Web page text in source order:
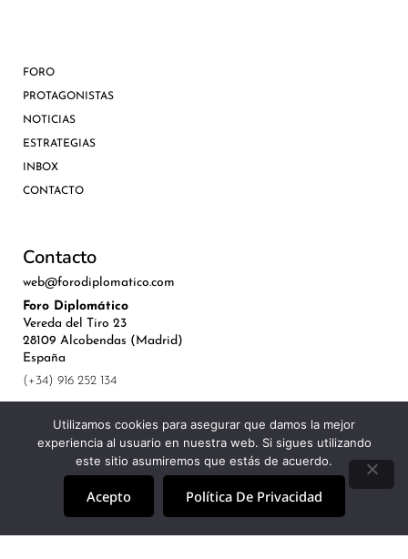
FORO
PROTAGONISTAS
NOTICIAS
ESTRATEGIAS
INBOX
CONTACTO
Contacto
web@forodiplomatico.com
Foro Diplomático
Vereda del Tiro 23
28109 Alcobendas (Madrid)
España
(+34) 916 252 134
Utilizamos cookies para asegurar que damos la mejor
experiencia al usuario en nuestra web. Si sigues utilizando
este sitio asumiremos que estás de acuerdo.
Acepto Política De Privacidad